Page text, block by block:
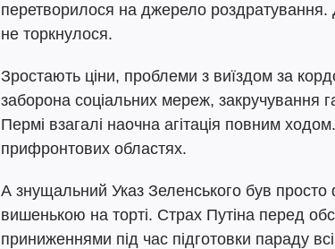
перетворилося на джерело роздратування.
не торкнулося.
Зростають ціни, проблеми з виїздом за
заборона соціальних мереж, закручування
Пермі взагалі наочна агітація повним
прифронтових областях.
А знущальний Указ Зеленського був просто
вишенькою на торті. Страх Путіна перед
приниженнями під час підготовки параду